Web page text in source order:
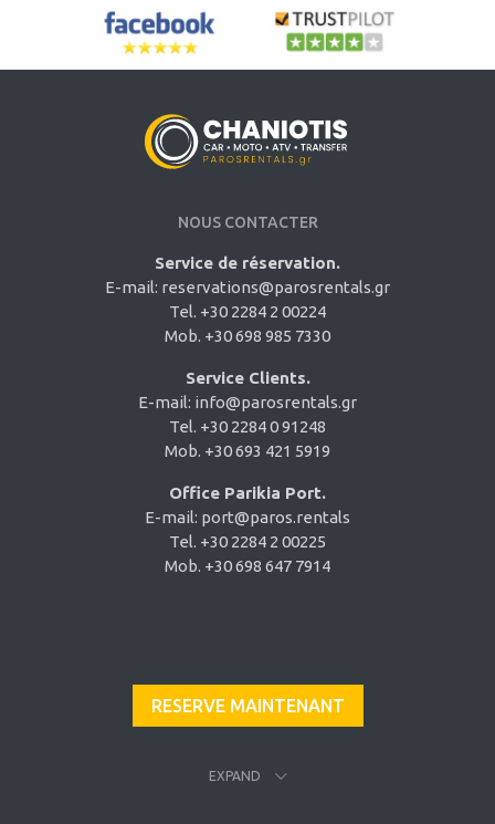
NOUS CONTACTER
Service de réservation.
E-mail: reservations@parosrentals.gr
Tel. +30 2284 2 00224
Mob. +30 698 985 7330
Service Clients.
E-mail: info@parosrentals.gr
Tel. +30 2284 0 91248
Mob. +30 693 421 5919
Office Parikia Port.
E-mail: port@paros.rentals
Tel. +30 2284 2 00225
Mob. +30 698 647 7914
RESERVE MAINTENANT
EXPAND